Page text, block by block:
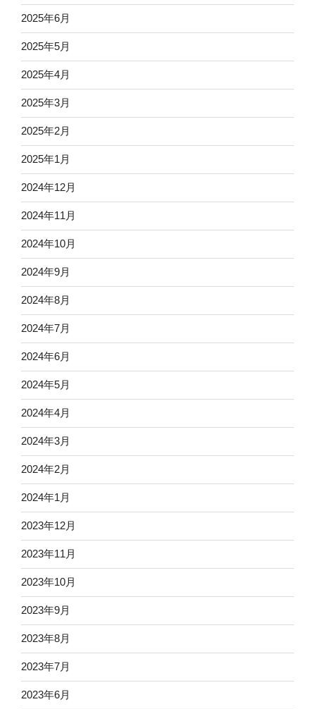
2025年6月
2025年5月
2025年4月
2025年3月
2025年2月
2025年1月
2024年12月
2024年11月
2024年10月
2024年9月
2024年8月
2024年7月
2024年6月
2024年5月
2024年4月
2024年3月
2024年2月
2024年1月
2023年12月
2023年11月
2023年10月
2023年9月
2023年8月
2023年7月
2023年6月